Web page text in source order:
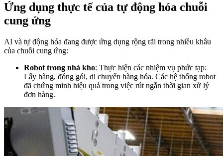
Ứng dụng thực tế của tự động hóa chuỗi
cung ứng
AI và tự động hóa đang được ứng dụng rộng rãi trong nhiều khâu
của chuỗi cung ứng:
Robot trong nhà kho: Thực hiện các nhiệm vụ phức tạp:
Lấy hàng, đóng gói, di chuyển hàng hóa. Các hệ thống robot
đã chứng minh hiệu quả trong việc rút ngắn thời gian xử lý
đơn hàng.